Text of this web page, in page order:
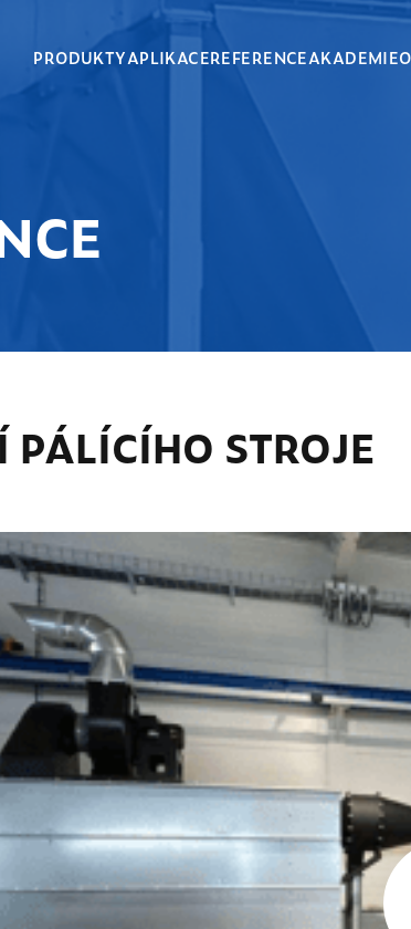
PRODUKTYAPLIKACEREFERENCEAKADEMIE
STROJE